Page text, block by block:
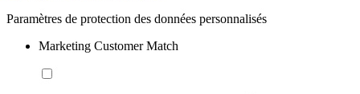
Paramètres de protection des données personnalisés
Marketing Customer Match